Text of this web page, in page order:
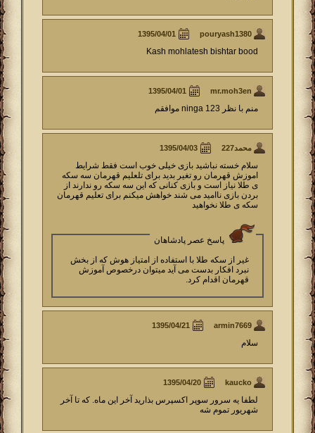
pouryash1380
Kash mohlatesh bishtar bood
mr.moh3en
منم با نظر ninga 123 موافقم
محمد227
سلام خسته نباشید بازی خیلی خوب است فقط شرایط
اموزش قهرمان رو تغیر بدید برای تلعلیم قهرمان سه سکه
ی طلا نیاز است و بازی کنانی که این سه سکه رو ندارند از
بردن بازی ناامید می شند خواهش میکنم برای تعلیم قهرمان
سکه ی طلا نخواهید
پاسخ عصر پادشاهان
غیر از سکه طلا با استفاده از امتیاز هوش که از بخش
نبرد افکار بدست می آید میتوان درخصوص آموزش
قهرمان اقدام کرد.
armin7669
سلام
kaucko
لطفا یه سرور سوپر اکسپرس بذارید آخر این ماه. که تا آخر
شهریور تموم شه